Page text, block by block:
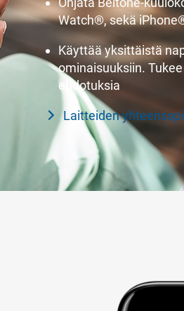
Watch®, sekä
Käyttää yksittäistä
ominaisuuksiin.
ehdotuksia
Laitteiden